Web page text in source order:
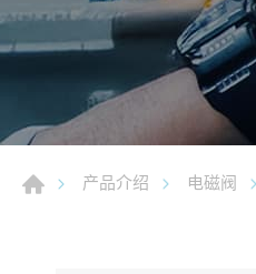
产品介绍 电磁阀